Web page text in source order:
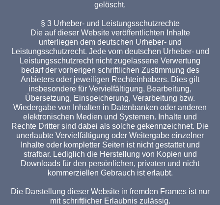
gelöscht.
§ 3 Urheber- und Leistungsschutzrechte
Die auf dieser Website veröffentlichten Inhalte
unterliegen dem deutschen Urheber- und
Leistungsschutzrecht. Jede vom deutschen Urheber- und
Leistungsschutzrecht nicht zugelassene Verwertung
bedarf der vorherigen schriftlichen Zustimmung des
Anbieters oder jeweiligen Rechteinhabers. Dies gilt
insbesondere für Vervielfältigung, Bearbeitung,
Übersetzung, Einspeicherung, Verarbeitung bzw.
Wiedergabe von Inhalten in Datenbanken oder anderen
elektronischen Medien und Systemen. Inhalte und
Rechte Dritter sind dabei als solche gekennzeichnet. Die
unerlaubte Vervielfältigung oder Weitergabe einzelner
Inhalte oder kompletter Seiten ist nicht gestattet und
strafbar. Lediglich die Herstellung von Kopien und
Downloads für den persönlichen, privaten und nicht
kommerziellen Gebrauch ist erlaubt.
Die Darstellung dieser Website in fremden Frames ist nur
mit schriftlicher Erlaubnis zulässig.